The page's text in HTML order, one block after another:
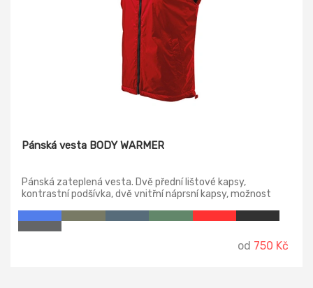
Pánská vesta BODY WARMER
Pánská zateplená vesta. Dvě přední lištové kapsy,
kontrastní podšívka, dvě vnitřní náprsní kapsy, možnost
od 750 Kč